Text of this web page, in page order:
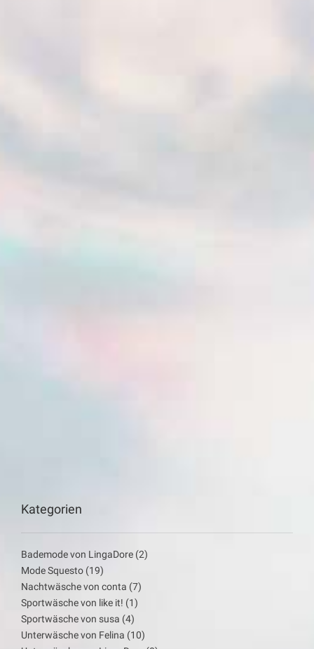
Kategorien
Bademode von LingaDore (2)
Mode Squesto (19)
Nachtwäsche von conta (7)
Sportwäsche von like it! (1)
Sportwäsche von susa (4)
Unterwäsche von Felina (10)